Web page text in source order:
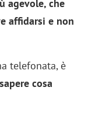
agevole, che
affidarsi e non
telefonata, è
cosa